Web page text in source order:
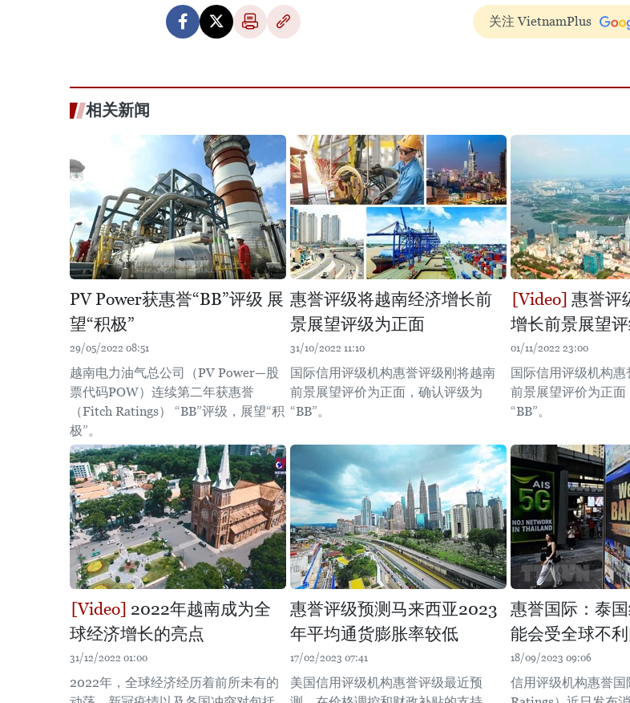
关注 VietnamPlus
相关新闻
PV Power获惠誉“BB”评级 展
望“积极”
29/05/2022 08:51
越南电力油气总公司（PV Power—股
票代码POW）连续第二年获惠誉
（Fitch Ratings） “BB”评级，展望“积
极”。
惠誉评级将越南经济增长前
景展望评级为正面
31/10/2022 11:10
国际信用评级机构惠誉评级刚将越南
前景展望评价为正面，确认评级为
“BB”。
惠誉评
增长前景展望
01/11/2022 23:00
国际信用评级机构
前景展望评价为正面
“BB”。
2022年越南成为全
球经济增长的亮点
31/12/2022 01:00
2022年，全球经济经历着前所未有的
惠誉评级预测马来西亚2023
年平均通货膨胀率较低
17/02/2023 07:41
美国信用评级机构惠誉评级最近预
惠誉国际：泰
能会受全球不
18/09/2023 09:06
信用评级机构惠誉